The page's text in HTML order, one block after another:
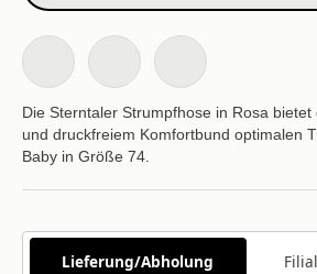
Die Sterntaler Strumpfhose in Rosa
und druckfreiem Komfortbund optimalen
Baby in Größe 74.
Lieferung/Abholung